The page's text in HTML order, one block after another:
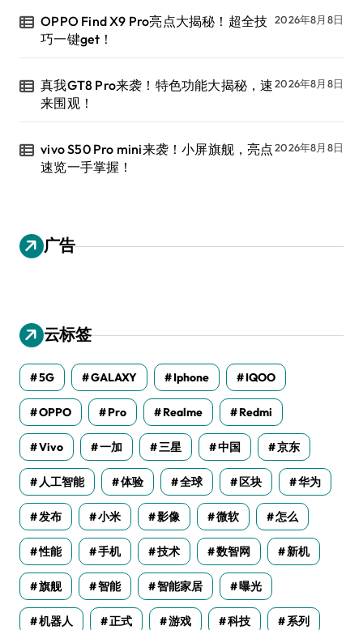
OPPO Find X9 Pro亮点大揭秘！超全技
巧一键get！
2026年8月8日
真我GT8 Pro来袭！特色功能大揭秘，速
来围观！
2026年8月8日
vivo S50 Pro mini来袭！小屏旗舰，亮点
速览一手掌握！
2026年8月8日
广告
云标签
5G GALAXY Iphone IQOO
OPPO Pro Realme Redmi
Vivo 一加 三星 中国 京东
人工智能 体验 全球 区块 华为
发布 小米 影像 微软 怎么
性能 手机 技术 数智网 新机
旗舰 智能 智能家居 曝光
机器人 正式 游戏 科技 系列